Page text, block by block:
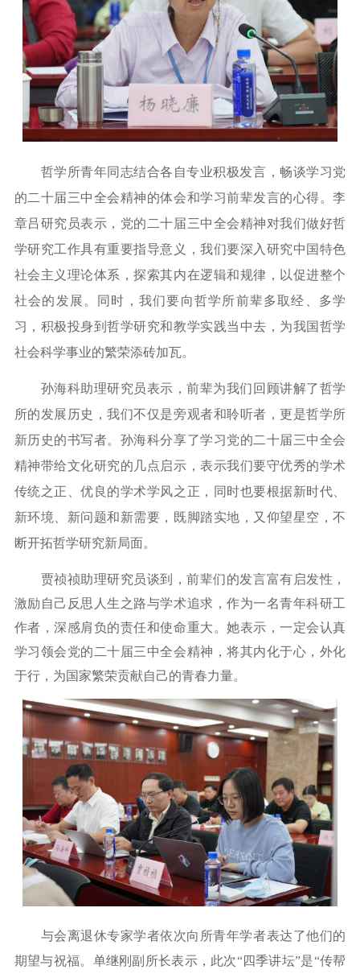
哲学所青年同志结合各自专业积极发言，畅谈学习党
的二十届三中全会精神的体会和学习前辈发言的心得。李
章吕研究员表示，党的二十届三中全会精神对我们做好哲
学研究工作具有重要指导意义，我们要深入研究中国特色
社会主义理论体系，探索其内在逻辑和规律，以促进整个
社会的发展。同时，我们要向哲学所前辈多取经、多学
习，积极投身到哲学研究和教学实践当中去，为我国哲学
社会科学事业的繁荣添砖加瓦。
孙海科助理研究员表示，前辈为我们回顾讲解了哲学
所的发展历史，我们不仅是旁观者和聆听者，更是哲学所
新历史的书写者。孙海科分享了学习党的二十届三中全会
精神带给文化研究的几点启示，表示我们要守优秀的学术
传统之正、优良的学术学风之正，同时也要根据新时代、
新环境、新问题和新需要，既脚踏实地，又仰望星空，不
断开拓哲学研究新局面。
贾祯祯助理研究员谈到，前辈们的发言富有启发性，
激励自己反思人生之路与学术追求，作为一名青年科研工
作者，深感肩负的责任和使命重大。她表示，一定会认真
学习领会党的二十届三中全会精神，将其内化于心，外化
于行，为国家繁荣贡献自己的青春力量。
与会离退休专家学者依次向所青年学者表达了他们的
期望与祝福。单继刚副所长表示，此次“四季讲坛”是“传帮